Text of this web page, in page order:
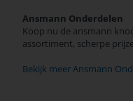
Ansmann Onderdelen
Koop nu de ansmann
assortiment, scherpe
Bekijk meer Ansmann